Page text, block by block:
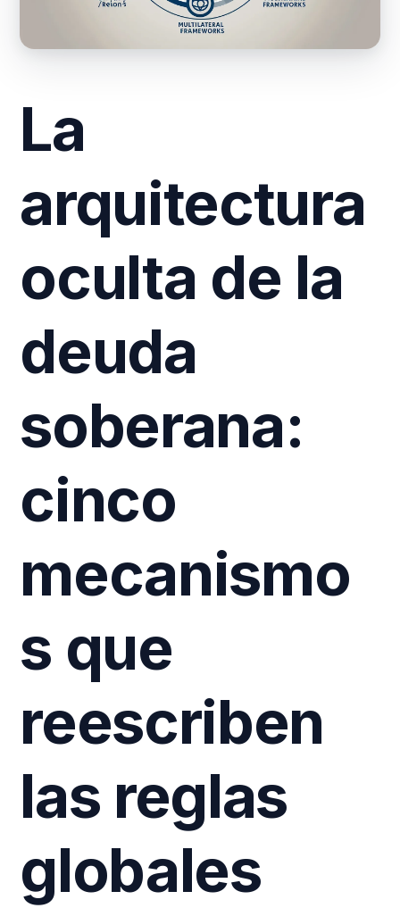
La
arquitectura
oculta de la
deuda
soberana:
cinco
mecanismo
s que
reescriben
las reglas
globales